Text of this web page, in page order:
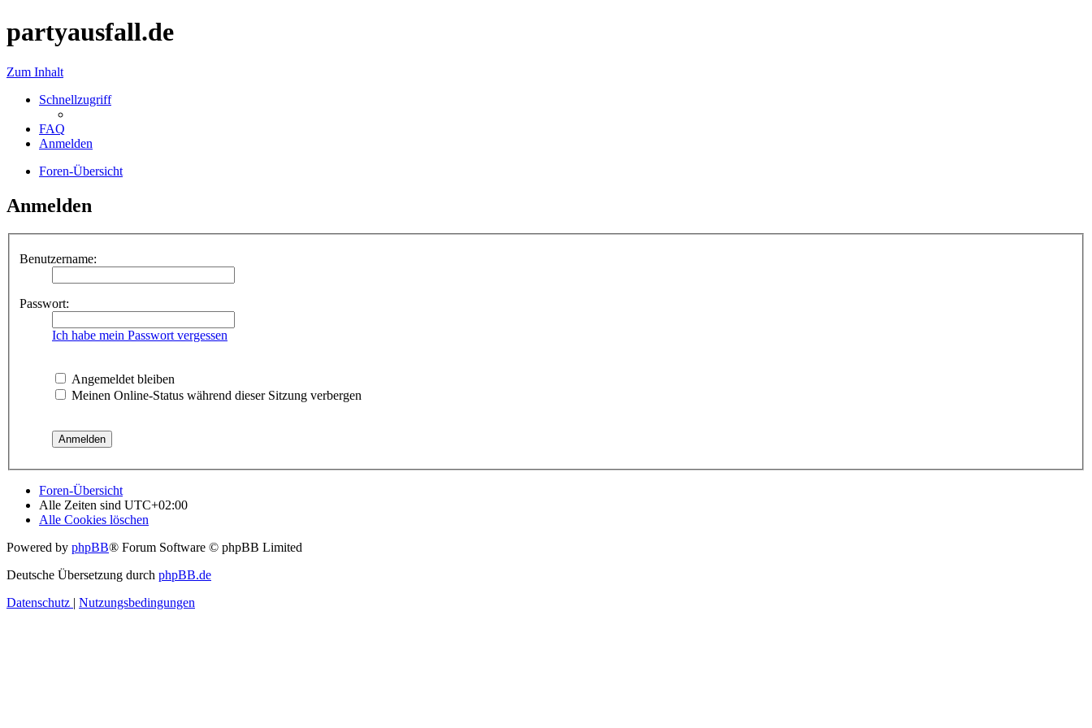
partyausfall.de
Zum Inhalt
Schnellzugriff
FAQ
Anmelden
Foren-Übersicht
Anmelden
Benutzername:
Passwort:
Ich habe mein Passwort vergessen
Angemeldet bleiben
Meinen Online-Status während dieser Sitzung verbergen
Foren-Übersicht
Alle Zeiten sind UTC+02:00
Alle Cookies löschen
Powered by phpBB® Forum Software © phpBB Limited
Deutsche Übersetzung durch phpBB.de
Datenschutz | Nutzungsbedingungen